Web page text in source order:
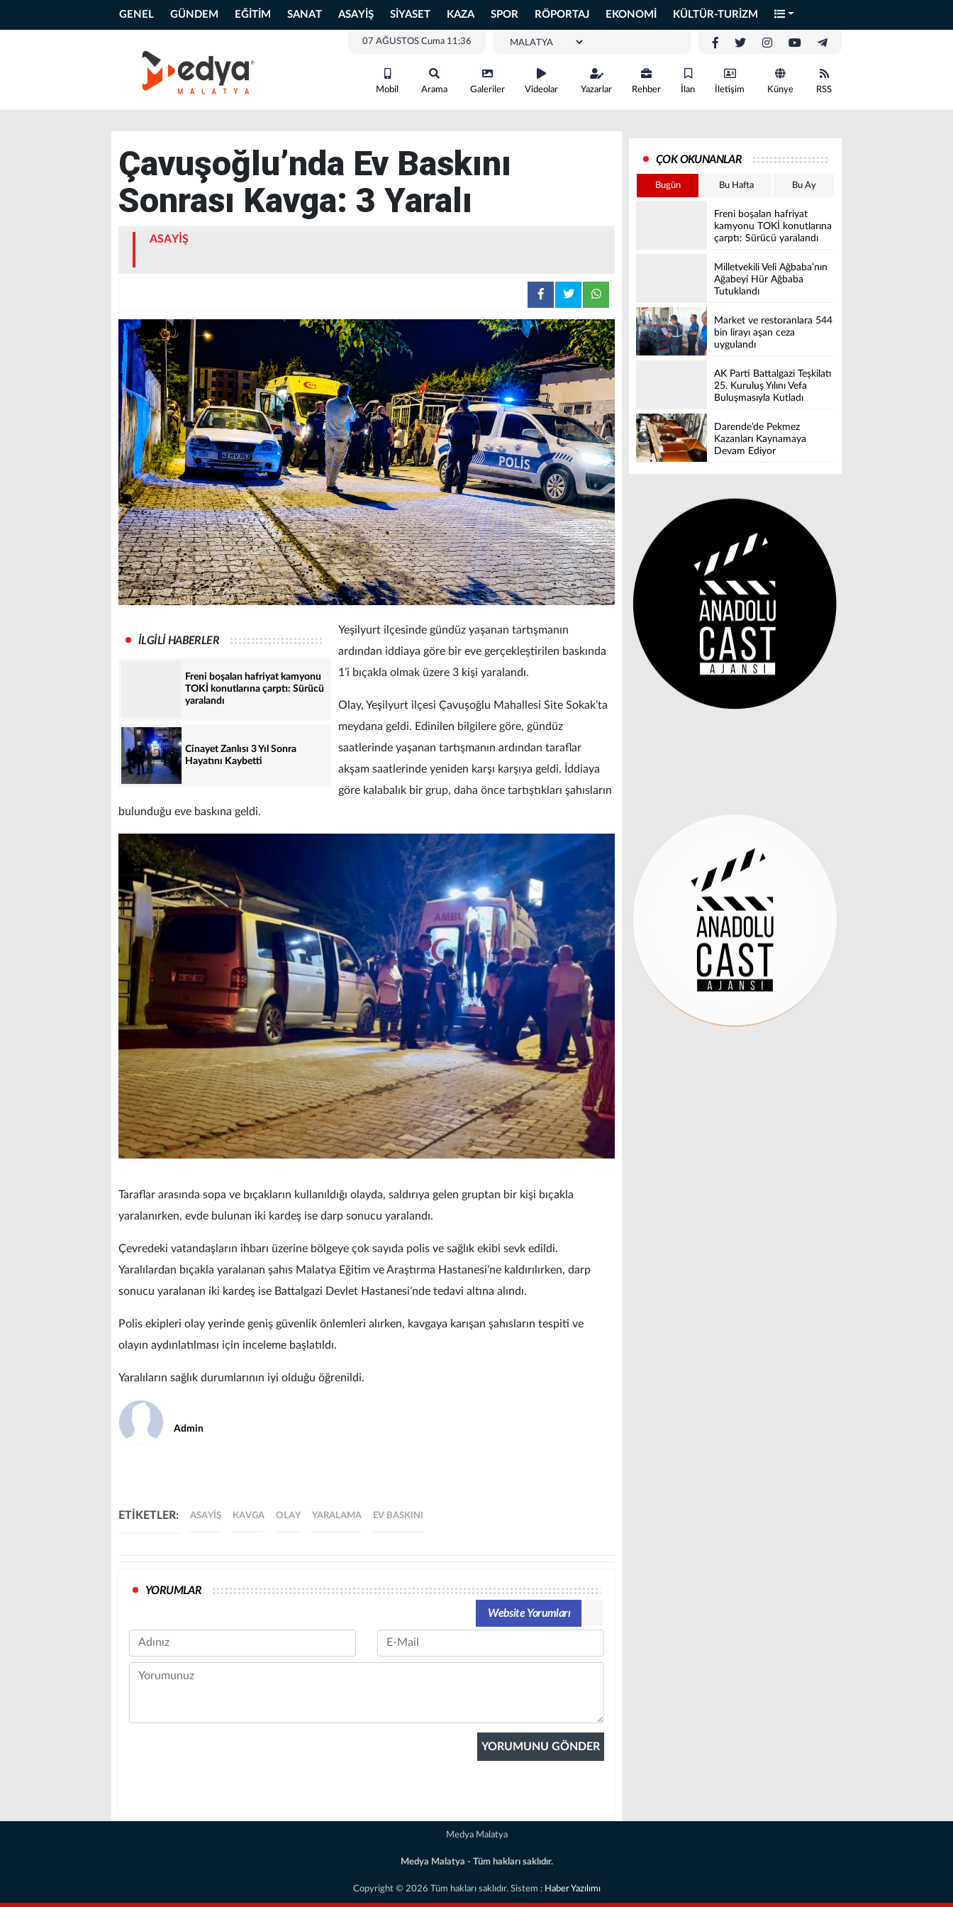
GENEL GÜNDEM EĞİTİM SANAT ASAYİŞ SİYASET KAZA SPOR RÖPORTAJ EKONOMİ KÜLTÜR-TURİZM
07 AĞUSTOS Cuma 11:36
Mobil Arama Galeriler Videolar Yazarlar Rehber İlan İletişim Künye RSS
Çavuşoğlu’nda Ev Baskını
Sonrası Kavga: 3 Yaralı
ASAYİŞ
İLGİLİ HABERLER
Freni boşalan hafriyat kamyonu
TOKİ konutlarına çarptı: Sürücü
yaralandı
Cinayet Zanlısı 3 Yıl Sonra
Hayatını Kaybetti
Yeşilyurt ilçesinde gündüz yaşanan tartışmanın
ardından iddiaya göre bir eve gerçekleştirilen baskında
1’i bıçakla olmak üzere 3 kişi yaralandı.
Olay, Yeşilyurt ilçesi Çavuşoğlu Mahallesi Site Sokak’ta
meydana geldi. Edinilen bilgilere göre, gündüz
saatlerinde yaşanan tartışmanın ardından taraflar
akşam saatlerinde yeniden karşı karşıya geldi. İddiaya
göre kalabalık bir grup, daha önce tartıştıkları şahısların
bulunduğu eve baskına geldi.
Taraflar arasında sopa ve bıçakların kullanıldığı olayda, saldırıya gelen gruptan bir kişi bıçakla
yaralanırken, evde bulunan iki kardeş ise darp sonucu yaralandı.
Çevredeki vatandaşların ihbarı üzerine bölgeye çok sayıda polis ve sağlık ekibi sevk edildi.
Yaralılardan bıçakla yaralanan şahıs Malatya Eğitim ve Araştırma Hastanesi’ne kaldırılırken, darp
sonucu yaralanan iki kardeş ise Battalgazi Devlet Hastanesi’nde tedavi altına alındı.
Polis ekipleri olay yerinde geniş güvenlik önlemleri alırken, kavgaya karışan şahısların tespiti ve
olayın aydınlatılması için inceleme başlatıldı.
Yaralıların sağlık durumlarının iyi olduğu öğrenildi.
Admin
ETİKETLER: ASAYIŞ KAVGA OLAY YARALAMA EV BASKINI
YORUMLAR
Website Yorumları
Name Email
Comment
ÇOK OKUNANLAR
Bugün Bu Hafta Bu Ay
Freni boşalan hafriyat
kamyonu TOKİ konutlarına
çarptı: Sürücü yaralandı
Milletvekili Veli Ağbaba’nın
Ağabeyi Hür Ağbaba
Tutuklandı
Market ve restoranlara 544
bin lirayı aşan ceza
uygulandı
AK Parti Battalgazi Teşkilatı
25. Kuruluş Yılını Vefa
Buluşmasıyla Kutladı
Darende’de Pekmez
Kazanları Kaynamaya
Devam Ediyor
Medya Malatya
Medya Malatya - Tüm hakları saklıdır.
Copyright © 2026 Tüm hakları saklıdır. Sistem : Haber Yazılımı